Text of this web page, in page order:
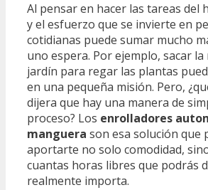
Al pensar en hacer las tareas del
y el esfuerzo que se invierte en
cotidianas puede sumar mucho
uno espera. Por ejemplo, sacar
jardín para regar las plantas
en una pequeña misión. Pero,
dijera que hay una manera de
proceso? Los enrolladores
manguera son esa solución que
aportarte no solo comodidad,
cuantas horas libres que podrás
realmente importa.